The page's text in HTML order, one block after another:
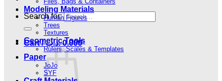
Search for:
Cart / 0.000 .د.ب
Modeling Materials
Human Figures
Trees
Textures
Geometric Tools
Rulers, Scales & Templates
Paper
JoJo
SYF